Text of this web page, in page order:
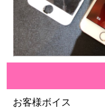
お客様ボイス